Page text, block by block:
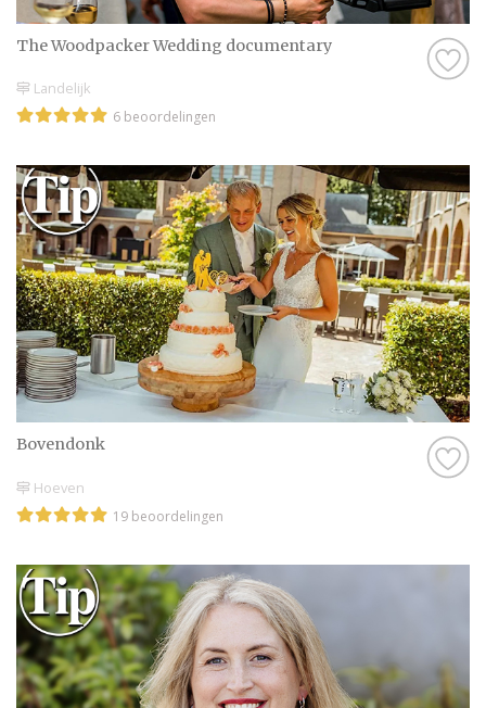
The Woodpacker Wedding documentary
Landelijk
6 beoordelingen
Bovendonk
Hoeven
19 beoordelingen